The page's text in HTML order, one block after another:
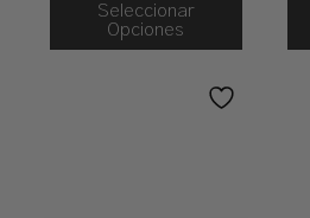
Seleccionar
Opciones